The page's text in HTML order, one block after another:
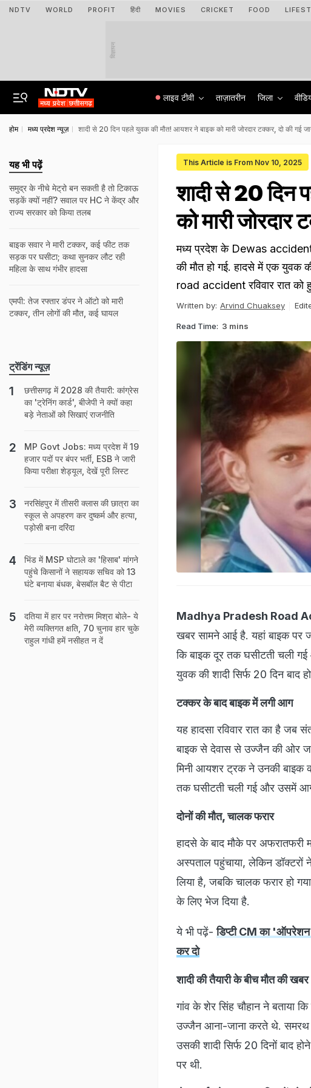
NDTV WORLD PROFIT हिंदी MOVIES CRICKET FOOD
विज्ञापन
लाइव टीवी ताज़ातरीन जिला
होम मध्य प्रदेश न्यूज़ शादी से 20 दिन पहले युवक की मौत! आयशर ने बाइक को मारी जोरदार टक्कर, दो की गई
This Article is From Nov 10, 2025
शादी से 20 दिन
को मारी
मध्य प्रदेश के Dewas accident
की मौत हो गई. हादसे में एक युवक
road accident रविवार रात को
Written by: Arvind Chuaksey
Read Time: 3 mins
Madhya Pradesh Road
खबर सामने आई है. यहां बाइक पर
कि बाइक दूर तक घसीटती चली
युवक की शादी सिर्फ 20 दिन बाद
टक्कर के बाद बाइक में लगी आग
यह हादसा रविवार रात का है जब
बाइक से देवास से उज्जैन की ओर
मिनी आयशर ट्रक ने उनकी बाइक
तक घसीटती चली गई और उसमें
दोनों की मौत, चालक फरार
हादसे के बाद मौके पर अफरातफरी
अस्पताल पहुंचाया, लेकिन
लिया है, जबकि चालक फरार हो
के लिए भेज दिया है.
ये भी पढ़ें-डिप्टी CM का 'ऑपरेशन
कर दो
शादी की तैयारी के बीच मौत की खबर
गांव के शेर सिंह चौहान ने बताया
उज्जैन आना-जाना करते थे. समरथ
उसकी शादी सिर्फ 20 दिनों बाद
पर थी.
यह भी पढ़ें
समुद्र के नीचे मेट्रो बन सकती है तो टिकाऊ
सड़कें क्यों नहीं? सवाल पर HC ने केंद्र और
राज्य सरकार को किया तलब
बाइक सवार ने मारी टक्कर, कई फीट तक
सड़क पर घसीटा; कथा सुनकर लौट रही
महिला के साथ गंभीर हादसा
एमपी: तेज रफ्तार डंपर ने ऑटो को मारी
टक्कर, तीन लोगों की मौत, कई घायल
ट्रेंडिंग न्यूज़
छत्तीसगढ़ में 2028 की तैयारी: कांग्रेस
का 'ट्रेनिंग कार्ड', बीजेपी ने क्‍यों कहा
बड़े नेताओं को सिखाएं राजनीति
MP Govt Jobs: मध्य प्रदेश में 19
हजार पदों पर बंपर भर्ती, ESB ने जारी
किया परीक्षा शेड्यूल, देखें पूरी लिस्ट
नरसिंहपुर में तीसरी क्‍लास की छात्रा का
स्कूल से अपहरण कर दुष्कर्म और हत्या,
पड़ोसी बना दरिंदा
भिंड में MSP घोटाले का 'हिसाब' मांगने
पहुंचे किसानों ने सहायक सचिव को 13
घंटे बनाया बंधक, बेसबॉल बैट से पीटा
दतिया में हार पर नरोत्तम मिश्रा बोले- ये
मेरी व्यक्तिगत क्षति, 70 चुनाव हार चुके
राहुल गांधी हमें नसीहत न दें